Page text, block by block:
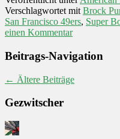
Verschlagwortet mit Brock
San Francisco 49ers, Super
einen Kommentar
Beitrags-Navigation
← Ältere Beiträge
Gezwitscher